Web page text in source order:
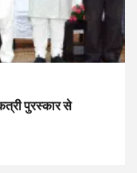
पुरस्कार से